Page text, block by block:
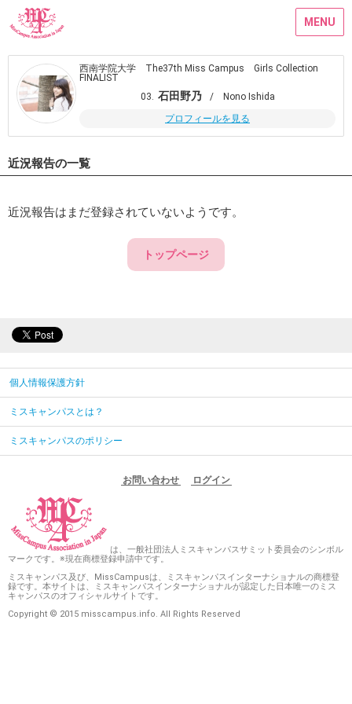
MENU
西南学院大学 The37th Miss Campus Girls Collection
FINALIST
03. 石田野乃
/ Nono Ishida
プロフィールを見る
近況報告の一覧
近況報告はまだ登録されていないようです。
トップページ
個人情報保護方針
ミスキャンパスとは？
ミスキャンパスのポリシー
お問い合わせ ログイン
は、一般社団法人ミスキャンパスサミット委員会のシンボル
マークです。※現在商標登録申請中です。
ミスキャンパス及び、MissCampusは、ミスキャンパスインターナショナルの商標登
録です。本サイトは、ミスキャンパスインターナショナルが認定した日本唯一のミス
キャンパスのオフィシャルサイトです。
Copyright © 2015 misscampus.info. All Rights Reserved